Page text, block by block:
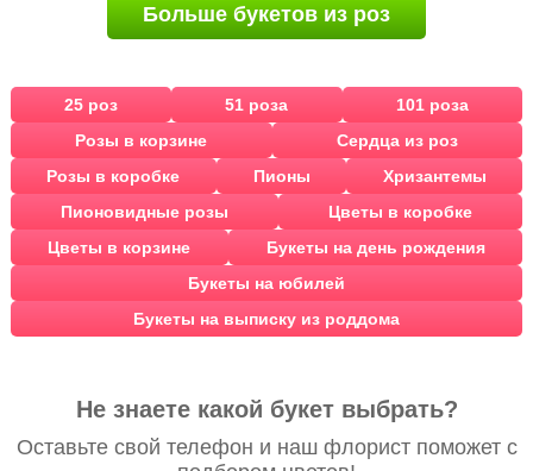
Больше букетов из роз
25 роз 51 роза
101 роза
Розы в корзине
Сердца из роз
Розы в коробке
Пионы
Хризантемы
Пионовидные розы
Цветы в коробке
Цветы в корзине
Букеты на день рождения
Букеты на юбилей
Букеты на выписку из роддома
Не знаете какой букет выбрать?
Оставьте свой телефон и наш флорист поможет с